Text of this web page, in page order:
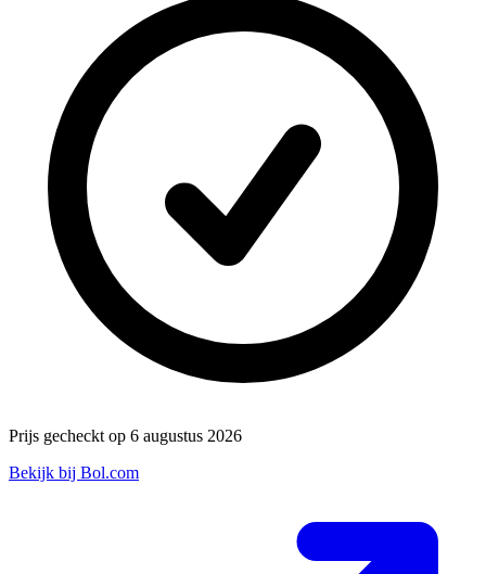
Prijs gecheckt op 6 augustus 2026
Bekijk bij Bol.com